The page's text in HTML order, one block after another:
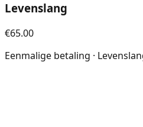
Levenslang
€65.00
Eenmalige betaling ·